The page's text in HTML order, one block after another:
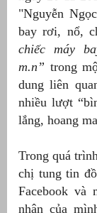
"Nguyễn
bay rơi, nổ,
chiếc máy
m.n” trong
dung liên
nhiều lượt
lắng, hoang
Trong quá
chị tung tin
Facebook và
nhân của